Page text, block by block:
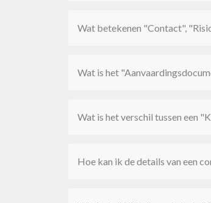
Wat betekenen "Contact",
Wat is het
Wat is het verschil tussen een
Hoe kan ik de details van een